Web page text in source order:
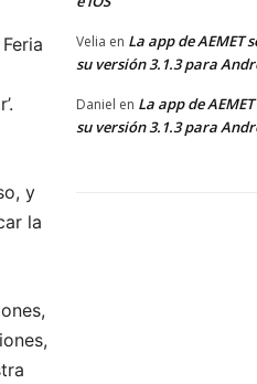
y
la
Velia en La app de AEMET
su versión 3.1.3 para
Daniel en La app de
su versión 3.1.3 para